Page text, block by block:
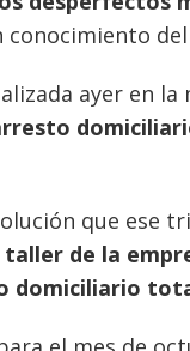
conocimiento
ayer en
que ese
de la
domiciliario